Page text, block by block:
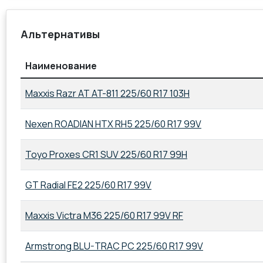
Альтернативы
Наименование
Maxxis Razr AT AT-811 225/60 R17 103H
Nexen ROADIAN HTX RH5 225/60 R17 99V
Toyo Proxes CR1 SUV 225/60 R17 99H
GT Radial FE2 225/60 R17 99V
Maxxis Victra M36 225/60 R17 99V RF
Armstrong BLU-TRAC PC 225/60 R17 99V